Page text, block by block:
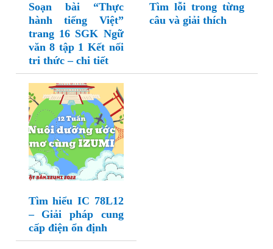
Soạn bài “Thực
hành tiếng Việt”
trang 16 SGK Ngữ
văn 8 tập 1 Kết nối
tri thức – chi tiết
Tìm lỗi trong từng
câu và giải thích
Tìm hiểu IC 78L12
– Giải pháp cung
cấp điện ổn định